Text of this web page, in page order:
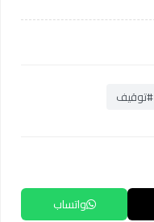
#توقيف
واتساب